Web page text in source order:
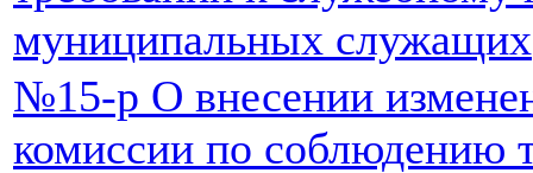
муниципальных служащих
№15-р О внесении
комиссии по соблюдению